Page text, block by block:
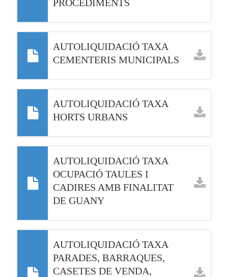
PROCEDIMENTS
AUTOLIQUIDACIÓ TAXA
CEMENTERIS MUNICIPALS
AUTOLIQUIDACIÓ TAXA
HORTS URBANS
AUTOLIQUIDACIÓ TAXA
OCUPACIÓ TAULES I
CADIRES AMB FINALITAT
DE GUANY
AUTOLIQUIDACIÓ TAXA
PARADES, BARRAQUES,
CASETES DE VENDA,